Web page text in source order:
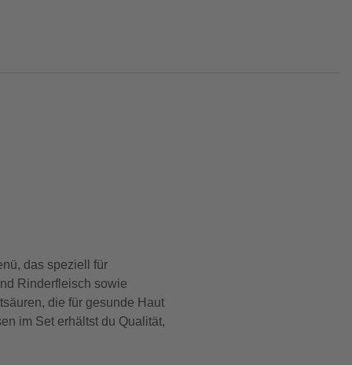
das speziell für
Rinderfleisch sowie
die für gesunde Haut
im Set erhältst du Qualität,